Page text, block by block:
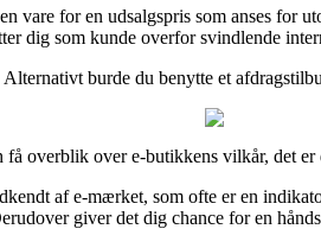
vare for en udsalgspris som anses
dig som kunde overfor svindlende
burde du benytte et
overblik over e-butikkens vilkår, det
af e-mærket, som ofte er en
giver det dig chance for en